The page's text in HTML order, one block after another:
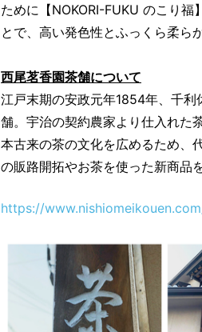
ために【NOKORI-FUKU のこり
とで、高い発色性とふっくら柔ら
西尾茗香園茶舗について
江戸末期の安政元年1854年、千
舗。宇治の契約農家より仕入れた
本古来の茶の文化を広めるため、
の販路開拓やお茶を使った新商品
https://